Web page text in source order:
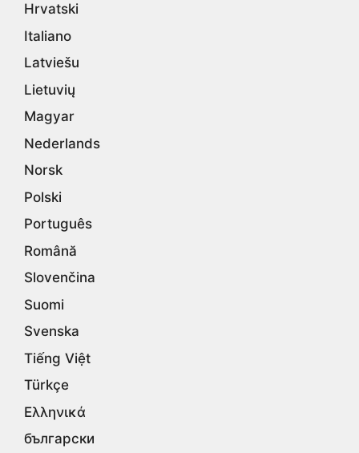
Hrvatski
Italiano
Latviešu
Lietuvių
Magyar
Nederlands
Norsk
Polski
Português
Română
Slovenčina
Suomi
Svenska
Tiếng Việt
Türkçe
Ελληνικά
български